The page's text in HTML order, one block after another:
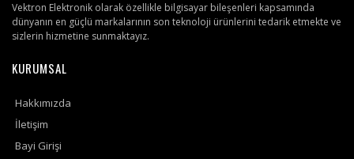
Vektron Elektronik olarak özellikle bilgisayar bileşenleri kapsamında
dünyanın en güçlü markalarının son teknoloji ürünlerini tedarik etmekte ve
sizlerin hizmetine sunmaktayız.
KURUMSAL
Hakkımızda
İletişim
Bayi Girişi